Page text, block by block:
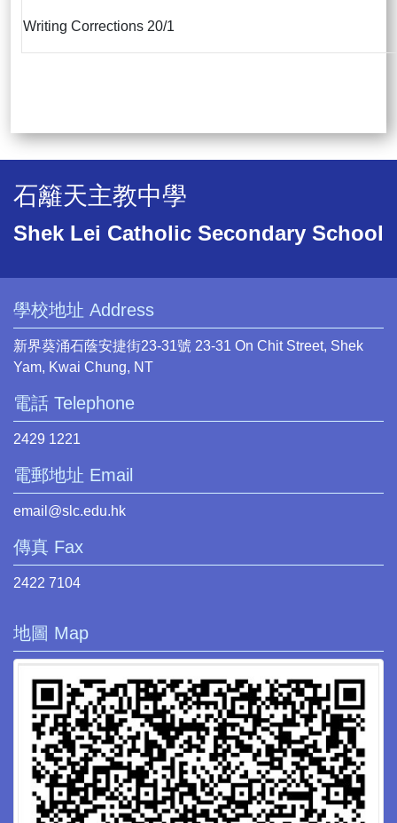
Writing Corrections 20/1
石籬天主教中學
Shek Lei Catholic Secondary School
學校地址 Address
新界葵涌石蔭安捷街23-31號 23-31 On Chit Street, Shek
Yam, Kwai Chung, NT
電話 Telephone
2429 1221
電郵地址 Email
email@slc.edu.hk
傳真 Fax
2422 7104
地圖 Map